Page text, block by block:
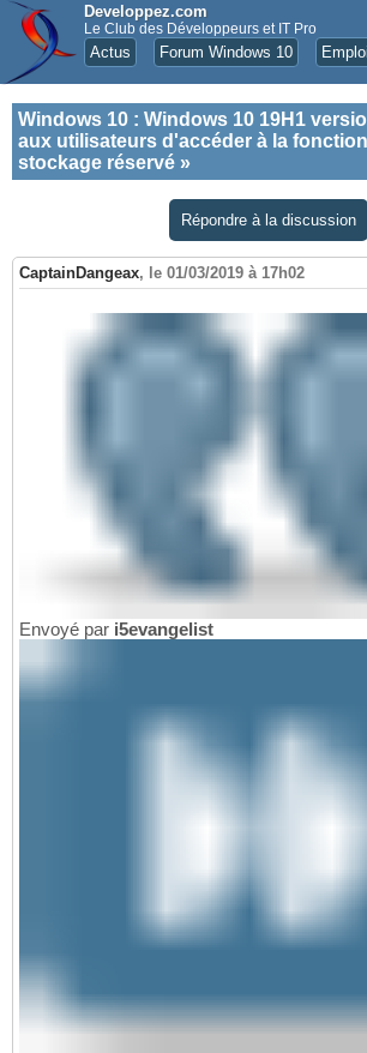
Developpez.com
Le Club des Développeurs et IT Pro
Actus Forum Windows 10 Emploi
Windows 10 : Windows 10 19H1
aux utilisateurs d'accéder à la
stockage réservé »
Répondre à la discussion
CaptainDangeax, le 01/03/2019 à 17h02
Envoyé par i5evangelist